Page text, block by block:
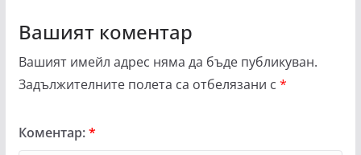
Вашият коментар
Вашият имейл адрес няма да бъде публикуван.
Задължителните полета са отбелязани с *
Коментар:*